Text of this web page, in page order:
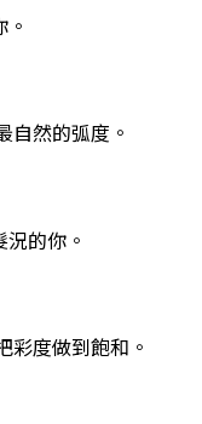
自然的弧度。
的你。
度做到飽和。